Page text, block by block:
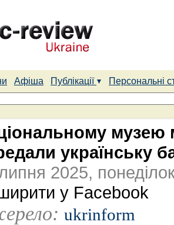
Афіша Публікації
Персональні
музею
українську
2025,
у Facebook
ukrinform